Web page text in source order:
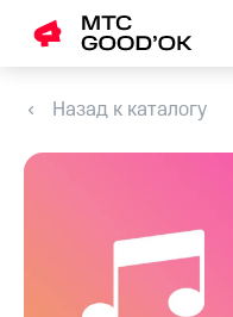
Назад к каталогу